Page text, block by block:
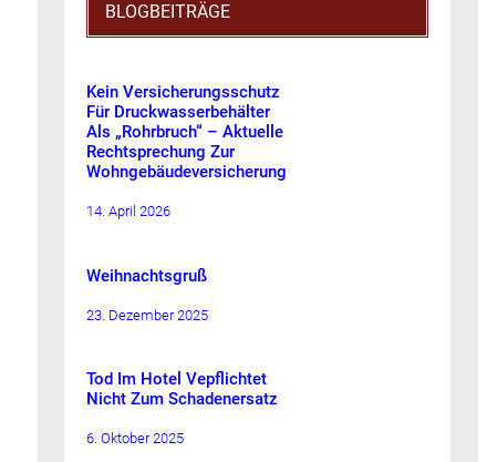
BLOGBEITRÄGE
Kein Versicherungsschutz
Für Druckwasserbehälter
Als „Rohrbruch“ – Aktuelle
Rechtsprechung Zur
Wohngebäudeversicherung
14. April 2026
Weihnachtsgruß
23. Dezember 2025
Tod Im Hotel Vepflichtet
Nicht Zum Schadenersatz
6. Oktober 2025